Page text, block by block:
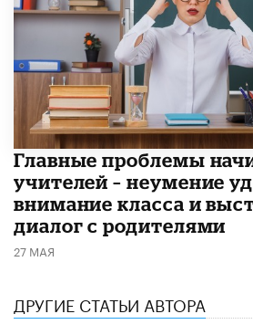
Главные проблемы
учителей – неумение
внимание класса и
диалог с родителями
27 МАЯ
ДРУГИЕ СТАТЬИ АВТОРА